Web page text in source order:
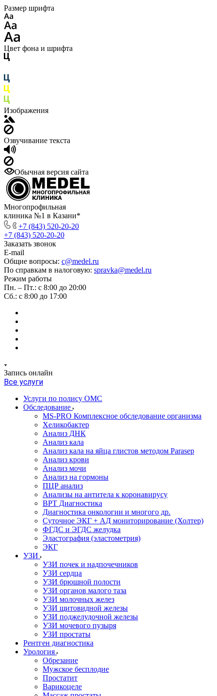
Размер шрифта
Цвет фона и шрифта
Изображения
Озвучивание текста
Обычная версия сайта
Многопрофильная
клиника №1 в Казани*
+7 (843) 520-20-20
+7 (843) 520-20-20
Заказать звонок
E-mail
Общие вопросы: c@medel.ru
По справкам в налоговую: spravka@medel.ru
Режим работы
Пн. – Пт.: с 8:00 до 20:00
Сб.: с 8:00 до 17:00
Запись онлайн
Все услуги
Услуги по полису ОМС
Обследование
MS-PRO Комплексное обследование организма
Хеликобактер
Анализ ДНК
Анализ кала
Анализ кала на яйца глистов методом Parasep
Анализ крови
Анализ мочи
Анализ на гормоны
ПЦР анализ
Анализы на антитела к коронавирусу
ВРТ Диагностика
Диагностика онкологии и многого др.
Суточное ЭКГ + АД мониторирование (Холтер)
ФГДС и ЭГДС желудка
Эластография (эластометрия)
ЭКГ
УЗИ
УЗИ почек и надпочечников
УЗИ сердца
УЗИ брюшной полости
УЗИ органов малого таза
УЗИ молочных желез
УЗИ щитовидной железы
УЗИ поджелудочной железы
УЗИ мочевого пузыря
УЗИ простаты
Рентген диагностика
Урология
Обрезание
Мужское бесплодие
Простатит
Варикоцеле